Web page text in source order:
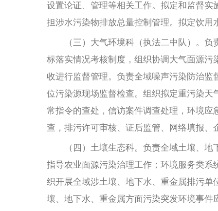
设置论证、管理等相关工作。拟定和监督
担涉水污染物排放总量控制管理。拟定饮
（三）大气环境科（执法二中队）。负
标落实情况考核制度，组织协调大气面源
收进行监督管理。负责全域噪声污染防治
位污染源现场监督检查。组织拟定重污染
常指令的查处，信访案件调查处理，环境
查，排污许可审核、证后监管、网络填报
（四）土壤生态科。负责全域土壤、地
指导农业面源污染治理工作；环境服务类
织开展全域涉土壤、地下水、重金属排污
壤、地下水、重金属方面污染突发环境事